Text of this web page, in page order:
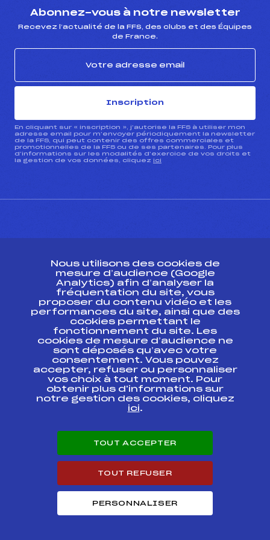
Abonnez-vous à notre newsletter
Recevez l’actualité de la FFS, des clubs et des Équipes
de France.
Inscription
En cliquant sur « inscription », j’autorise la FFS à utiliser mon
adresse email pour m’envoyer périodiquement la newsletter
de la FFS, qui peut contenir des offres commerciales et
promotionnelles de la FFS ou de ses partenaires. Pour plus
d’informations sur les modalités d’exercice de vos droits et
la gestion de vos données, cliquez ici
Ressources
Pass’Neige
Projet sportif fédéral
Projet de performance fédéral
Antidopage
Pôle Développement, Formation, Suivi
Scientifique
Listes ministérielles
Pôle vie de l’athlète
Enseignement professionnel
Carrières
Nous utilisons des cookies de
mesure d’audience (Google
Analytics) afin d’analyser la
fréquentation du site, vous
proposer du contenu vidéo et les
performances du site, ainsi que des
cookies permettant le
fonctionnement du site. Les
cookies de mesure d’audience ne
sont déposés qu’avec votre
consentement. Vous pouvez
accepter, refuser ou personnaliser
vos choix à tout moment. Pour
obtenir plus d'informations sur
notre gestion des cookies, cliquez
ici.
TOUT ACCEPTER
TOUT REFUSER
PERSONNALISER